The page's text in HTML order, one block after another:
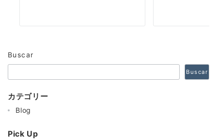
Buscar
Buscar
カテゴリー
Blog
Pick Up